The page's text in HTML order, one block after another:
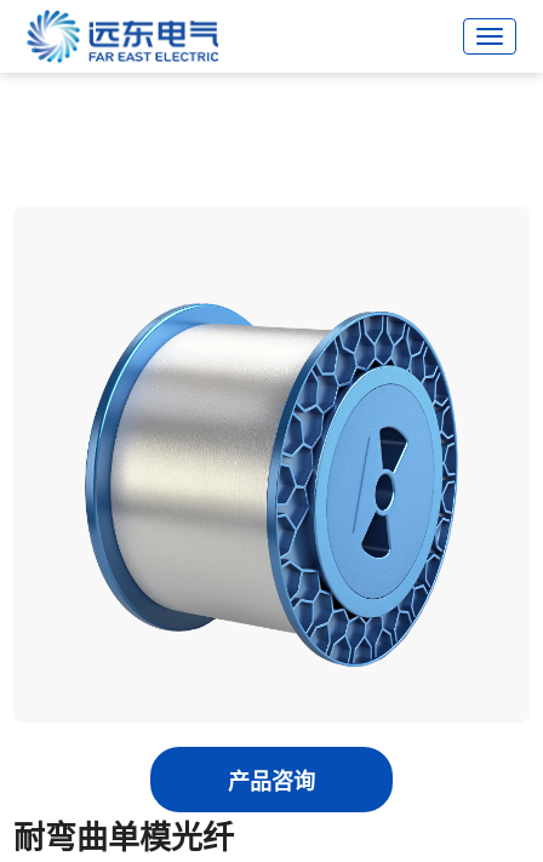
战略合作伙伴
产品咨询
耐弯曲单模光纤